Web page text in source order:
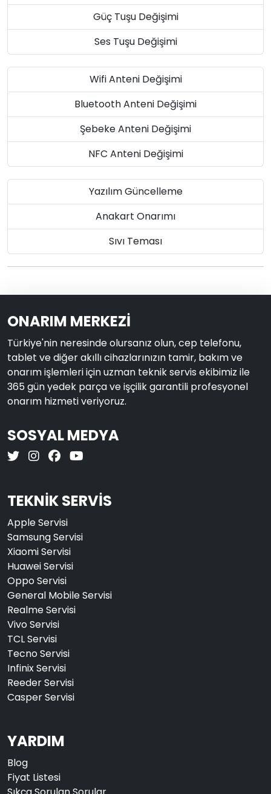
Güç Tuşu Değişimi
Ses Tuşu Değişimi
Wifi Anteni Değişimi
Bluetooth Anteni Değişimi
Şebeke Anteni Değişimi
NFC Anteni Değişimi
Yazılım Güncelleme
Anakart Onarımı
Sıvı Teması
ONARIM MERKEZİ
Türkiye'nin neresinde olursanız olun, cep telefonu,
tablet ve diğer akıllı cihazlarınızın tamir, bakım ve
onarım işlemleri için uzman teknik servis ekibimiz ile
365 gün yedek parça ve işçilik garantili profesyonel
onarım hizmeti veriyoruz.
SOSYAL MEDYA
TEKNİK SERVİS
Apple Servisi
Samsung Servisi
Xiaomi Servisi
Huawei Servisi
Oppo Servisi
General Mobile Servisi
Realme Servisi
Vivo Servisi
TCL Servisi
Tecno Servisi
Infinix Servisi
Reeder Servisi
Casper Servisi
YARDIM
Blog
Fiyat Listesi